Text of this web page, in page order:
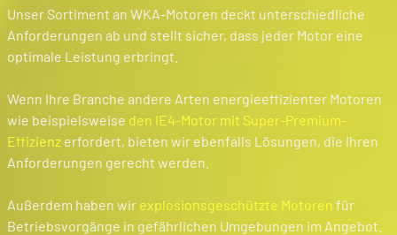
Unser Sortiment an WKA-Motoren deckt unterschiedliche
Anforderungen ab und stellt sicher, dass jeder Motor eine
optimale Leistung erbringt.
Wenn Ihre Branche andere Arten energieeffizienter Motoren
wie beispielsweise den IE4-Motor mit Super-Premium-
Effizienz erfordert, bieten wir ebenfalls Lösungen, die Ihren
Anforderungen gerecht werden.
Außerdem haben wir explosionsgeschützte Motoren für
Betriebsvorgänge in gefährlichen Umgebungen im Angebot.